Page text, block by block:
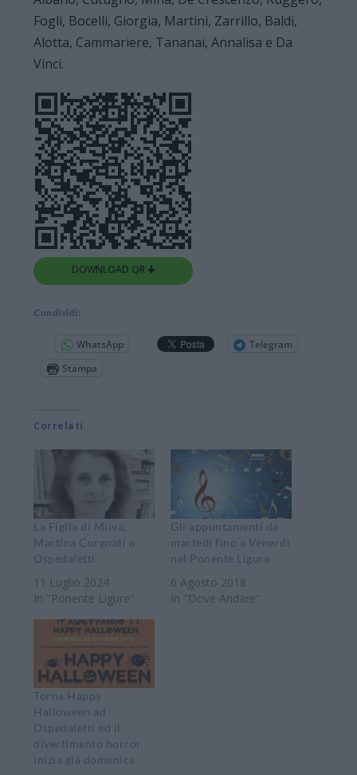
Fogli, Bocelli, Giorgia, Martini, Zarrillo, Baldi,
Alotta, Cammariere, Tananai, Annalisa e Da
Vinci.
DOWNLOAD QR 🠋
Condividi:
WhatsApp
Telegram
Stampa
Correlati
La Figlia di Milva,
Martina Corgnati a
Ospedaletti
11 Luglio 2024
In "Ponente Ligure"
Gli appuntamenti da
martedì fino a Venerdì
nel Ponente Ligure
6 Agosto 2018
In "Dove Andare"
Torna Happy
Halloween ad
Ospedaletti ed il
divertimento horror
inizia già domenica